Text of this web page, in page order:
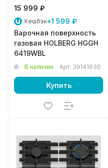
15 999 ₽
Кешбэк+1 599 ₽
Варочная поверхность
газовая HOLBERG HGGH
6419WBL
В наличии Арт. 39141630
Купить